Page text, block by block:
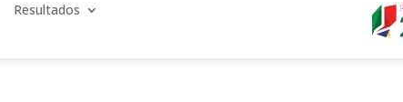
Resultados